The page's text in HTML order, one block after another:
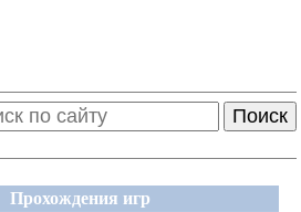
Поиск
Прохождения игр